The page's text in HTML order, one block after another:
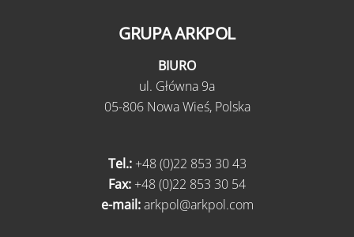
GRUPA ARKPOL
BIURO
ul. Główna 9a
05-806 Nowa Wieś, Polska
Tel.:+48 (0)22 853 30 43
Fax: +48 (0)22 853 30 54
e-mail:arkpol@arkpol.com